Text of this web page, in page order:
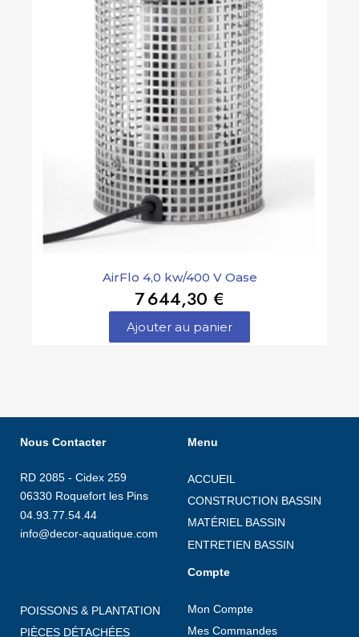
AirFlo 4,0 kw/400 V Oase
7 644,30 €
Ajouter au panier
Nous Contacter
RD 2085 - Cidex 259
06330 Roquefort les Pins
04.93.77.54.44
info@decor-aquatique.com
Menu
ACCUEIL
CONSTRUCTION BASSIN
MATÉRIEL BASSIN
ENTRETIEN BASSIN
POISSONS & PLANTATION
PIÈCES DÉTACHÉES
Compte
Mon Compte
Mes Commandes